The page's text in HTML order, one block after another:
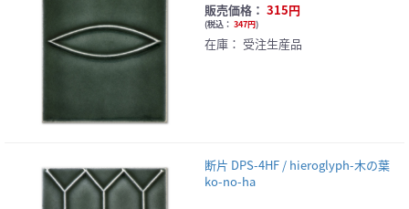
販売価格： 315円
(税込： 347円)
在庫： 受注生産品
断片 DPS-4HF / hieroglyph-木の葉
ko-no-ha